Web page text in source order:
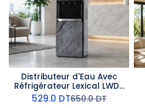
Distributeur d'Eau Avec
Réfrigérateur Lexical LWD-
6075-8 - Marbre Bleu
529.0 DT650.0DT